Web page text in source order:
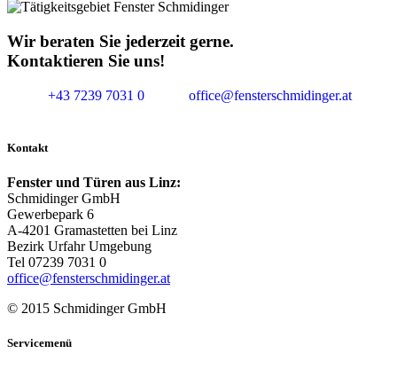
Wir beraten Sie jederzeit gerne.
Kontaktieren Sie uns!
+43 7239 7031 0 office@fensterschmidinger.at
Kontakt
Fenster und Türen aus Linz:
Schmidinger GmbH
Gewerbepark 6
A-4201 Gramastetten bei Linz
Bezirk Urfahr Umgebung
Tel 07239 7031 0
office@fensterschmidinger.at
© 2015 Schmidinger GmbH
Servicemenü